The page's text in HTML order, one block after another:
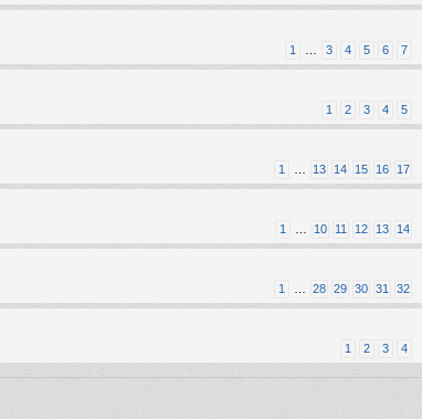
1 … 3 4 5 6 7
1 2 3 4 5
1 … 13 14 15 16 17
1 … 10 11 12 13 14
1 … 28 29 30 31 32
1 2 3 4